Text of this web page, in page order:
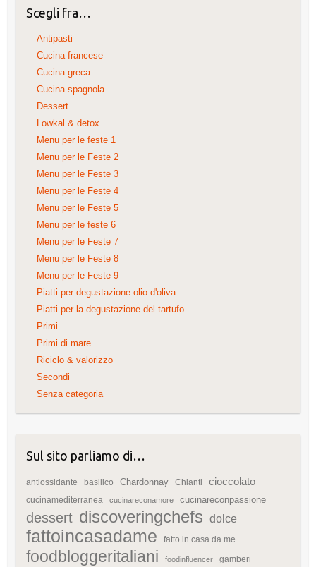
Scegli fra…
Antipasti
Cucina francese
Cucina greca
Cucina spagnola
Dessert
Lowkal & detox
Menu per le feste 1
Menu per le Feste 2
Menu per le Feste 3
Menu per le Feste 4
Menu per le Feste 5
Menu per le feste 6
Menu per le Feste 7
Menu per le Feste 8
Menu per le Feste 9
Piatti per degustazione olio d'oliva
Piatti per la degustazione del tartufo
Primi
Primi di mare
Riciclo & valorizzo
Secondi
Senza categoria
Sul sito parliamo di…
antiossidante basilico Chardonnay Chianti cioccolato
cucinamediterranea cucinareconamore cucinareconpassione
dessert discoveringchefs dolce
fattoincasadame fatto in casa da me
foodbloggeritaliani foodinfluencer gamberi